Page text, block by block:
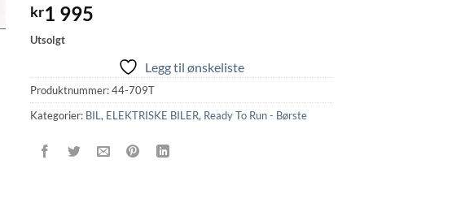
kr1 995
Utsolgt
Legg til ønskeliste
Produktnummer:44-709T
Kategorier: BIL, ELEKTRISKE BILER, Ready To Run - Børste